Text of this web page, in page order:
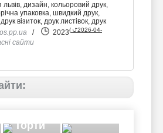
львів, дизайн, кольоровий друк,
упаковка, швидкий друк,
візиток, друк листівок, друк
/ 2023( ⮍2026-04-
сайти
Торти